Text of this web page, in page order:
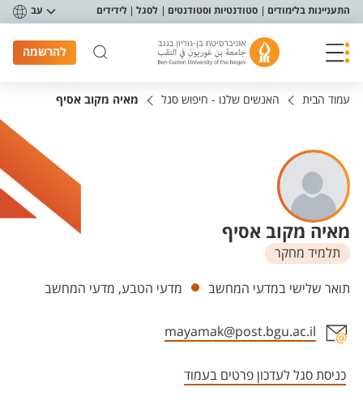
תפריט נגישות
התעניינות בלימודים סטודנטיות וסטודנטים לסגל לידידים עב
להרשמה
עמוד הבית האנשים שלנו - חיפוש סגל מאיה מקוב אסיף
מאיה מקוב אסיף
תלמיד מחקר
יחידות
תואר שלישי במדעי המחשב מדעי הטבע, מדעי המחשב
mayamak@post.bgu.ac.il
כניסת סגל לעדכון פרטים בעמוד